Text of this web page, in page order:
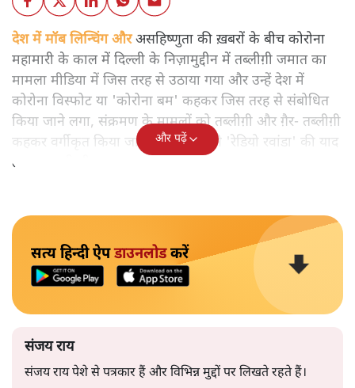
देश में मॉब लिन्चिंग औरअसहिष्णुता की ख़बरों के बीच कोरोना
महामारी के काल में दिल्ली के निज़ामुद्दीन में तब्लीग़ी जमात का
मामला मीडिया में जिस तरह से उठाया गया और उन्हें देश में
कोरोना विस्फोट या 'कोरोना बम' कहकर जिस तरह से संबोधित
किया जाने लगा, संक्रमण के मामलों को तब्लीग़ी और ग़ैर- तब्लीग़ी
कहकर वर्गीकृत किया जाने लगा था, उसने 'रेडियो रवांडा' की याद
ताजा कर दी थी।
और पढ़ें
सत्य हिन्दी ऐपडाउनलोडकरें
संजय राय
संजय राय पेशे से पत्रकार हैं और विभिन्न मुद्दों पर लिखते रहते हैं।